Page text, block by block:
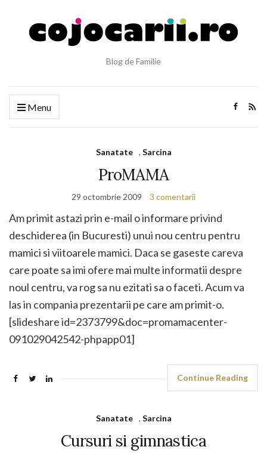
Blog de Familie
Menu
Sanatate , Sarcina
ProMAMA
29 octombrie 2009 3 comentarii
Am primit astazi prin e-mail o informare privind
deschiderea (in Bucuresti) unui nou centru pentru
mamici si viitoarele mamici. Daca se gaseste careva
care poate sa imi ofere mai multe informatii despre
noul centru, va rog sa nu ezitati sa o faceti. Acum va
las in compania prezentarii pe care am primit-o.
[slideshare id=2373799&doc=promamacenter-
091029042542-phpapp01]
Continue Reading
Sanatate , Sarcina
Cursuri si gimnastica